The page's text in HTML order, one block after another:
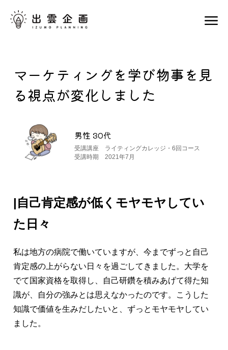
マーケティングを学び物事を見
る視点が変化しました
男性 30代
受講講座 ライティングカレッジ・6回コース
受講時期 2021年7月
|自己肯定感が低くモヤモヤしてい
た日々
私は地方の病院で働いていますが、今までずっと自己
肯定感の上がらない日々を過ごしてきました。大学を
でて国家資格を取得し、自己研鑽を積みあげて得た知
識が、自分の強みとは思えなかったのです。こうした
知識で価値を生みだしたいと、ずっとモヤモヤしてい
ました。